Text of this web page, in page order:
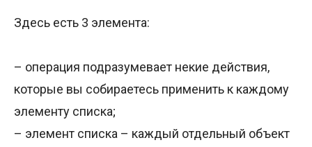
Здесь есть 3 элемента:
– операция подразумевает некие действия,
которые вы собираетесь применить к каждому
элементу списка;
– элемент списка – каждый отдельный объект